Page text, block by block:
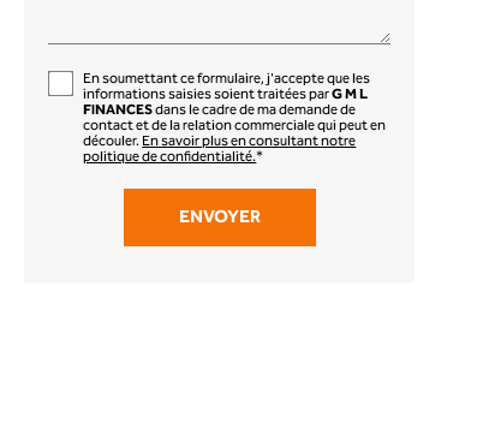
En soumettant ce formulaire, j'accepte que les
informations saisies soient traitées parG M L
FINANCESdans le cadre de ma demande de
contact et de la relation commerciale qui peut en
découler.En savoir plus en consultant notre
politique de confidentialité.*